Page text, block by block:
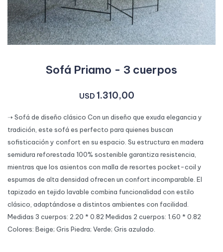
Sofá Priamo - 3 cuerpos
USD 1.310,00
➝ Sofá de diseño clásico Con un diseño que exuda elegancia y
tradición, este sofá es perfecto para quienes buscan
sofisticación y confort en su espacio. Su estructura en madera
semidura reforestada 100% sostenible garantiza resistencia,
mientras que los asientos con malla de resortes pocket-coil y
espumas de alta densidad ofrecen un confort incomparable. El
tapizado en tejido lavable combina funcionalidad con estilo
clásico, adaptándose a distintos ambientes con facilidad.
Medidas 3 cuerpos: 2.20 * 0.82 Medidas 2 cuerpos: 1.60 * 0.82
Colores: Beige; Gris Piedra; Verde; Gris azulado.